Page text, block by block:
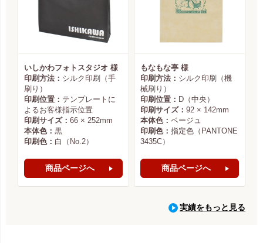
いしかわフォトスタジオ 様
印刷方法： シルク印刷（手
刷り）
印刷位置： テンプレートに
よるお客様指示位置
印刷サイズ： 66 × 252mm
本体色： 黒
印刷色： 白（No.2）
商品ページへ
もなもな亭 様
印刷方法： シルク印刷（機
械刷り）
印刷位置： D（中央）
印刷サイズ： 92 × 142mm
本体色： ベージュ
印刷色： 指定色（PANTONE
3435C）
商品ページへ
実績をもっと見る